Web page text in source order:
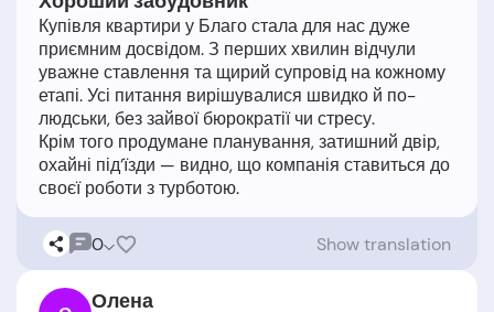
Купівля квартири у Благо стала для нас дуже
приємним досвідом. З перших хвилин відчули
уважне ставлення та щирий супровід на кожному
етапі. Усі питання вирішувалися швидко й по-
людськи, без зайвої бюрократії чи стресу.
Крім того продумане планування, затишний двір,
охайні під’їзди — видно, що компанія ставиться до
0 Show translation
Олена